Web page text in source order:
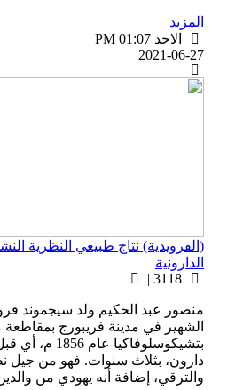
المزيد
الاحد PM 01:07
2021-06-27
(الفرويدية) نتاج طبيعي النظرية
الدارونية
منصور عبد الحكيم ولد سيجموند
الشهير في مدينة فريبورج بمقاطعة
بتشيكوسلوفاكيا
دارون، بثلاث سنوات. فهو من جيل
والترقي، إضافة أنه يهودي من